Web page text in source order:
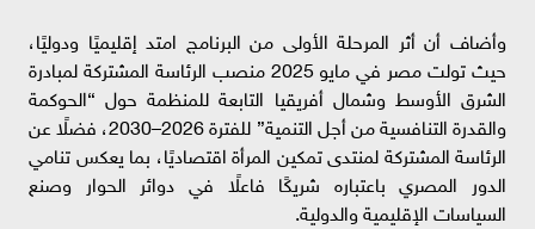
وأضاف أن أثر المرحلة الأولى من البرنامج امتد إقليميًا ودوليًا،
حيث تولت مصر في مايو 2025 منصب الرئاسة المشتركة لمبادرة
الشرق الأوسط وشمال أفريقيا التابعة للمنظمة حول “الحوكمة
والقدرة التنافسية من أجل التنمية” للفترة 2026–2030، فضلًا عن
الرئاسة المشتركة لمنتدى تمكين المرأة اقتصاديًا، بما يعكس تنامي
الدور المصري باعتباره شريكًا فاعلًا في دوائر الحوار وصنع
السياسات الإقليمية والدولية.